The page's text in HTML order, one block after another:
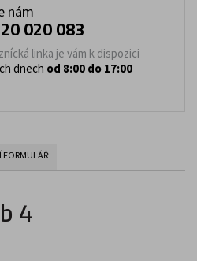
nám
020 083
linka je vám k dispozici
dnech od 8:00 do 17:00
4